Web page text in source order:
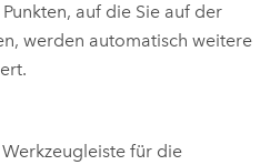
auf die Sie auf der
werden automatisch weitere
für die